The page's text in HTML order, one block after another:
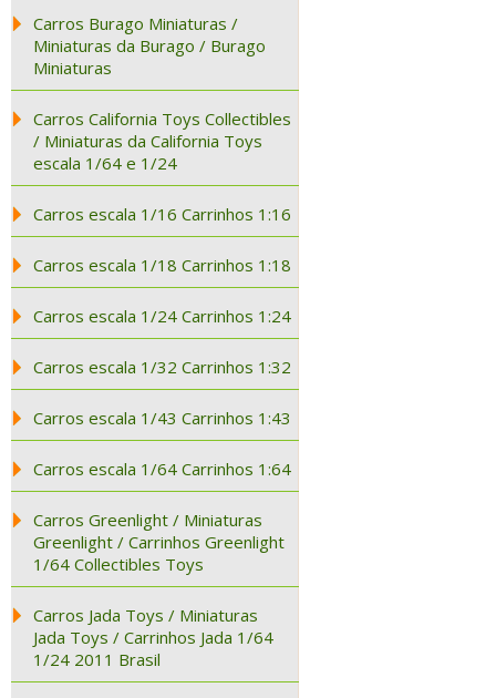
Carros Burago Miniaturas /
Miniaturas da Burago / Burago
Miniaturas
Carros California Toys Collectibles
/ Miniaturas da California Toys
escala 1/64 e 1/24
Carros escala 1/16 Carrinhos 1:16
Carros escala 1/18 Carrinhos 1:18
Carros escala 1/24 Carrinhos 1:24
Carros escala 1/32 Carrinhos 1:32
Carros escala 1/43 Carrinhos 1:43
Carros escala 1/64 Carrinhos 1:64
Carros Greenlight / Miniaturas
Greenlight / Carrinhos Greenlight
1/64 Collectibles Toys
Carros Jada Toys / Miniaturas
Jada Toys / Carrinhos Jada 1/64
1/24 2011 Brasil